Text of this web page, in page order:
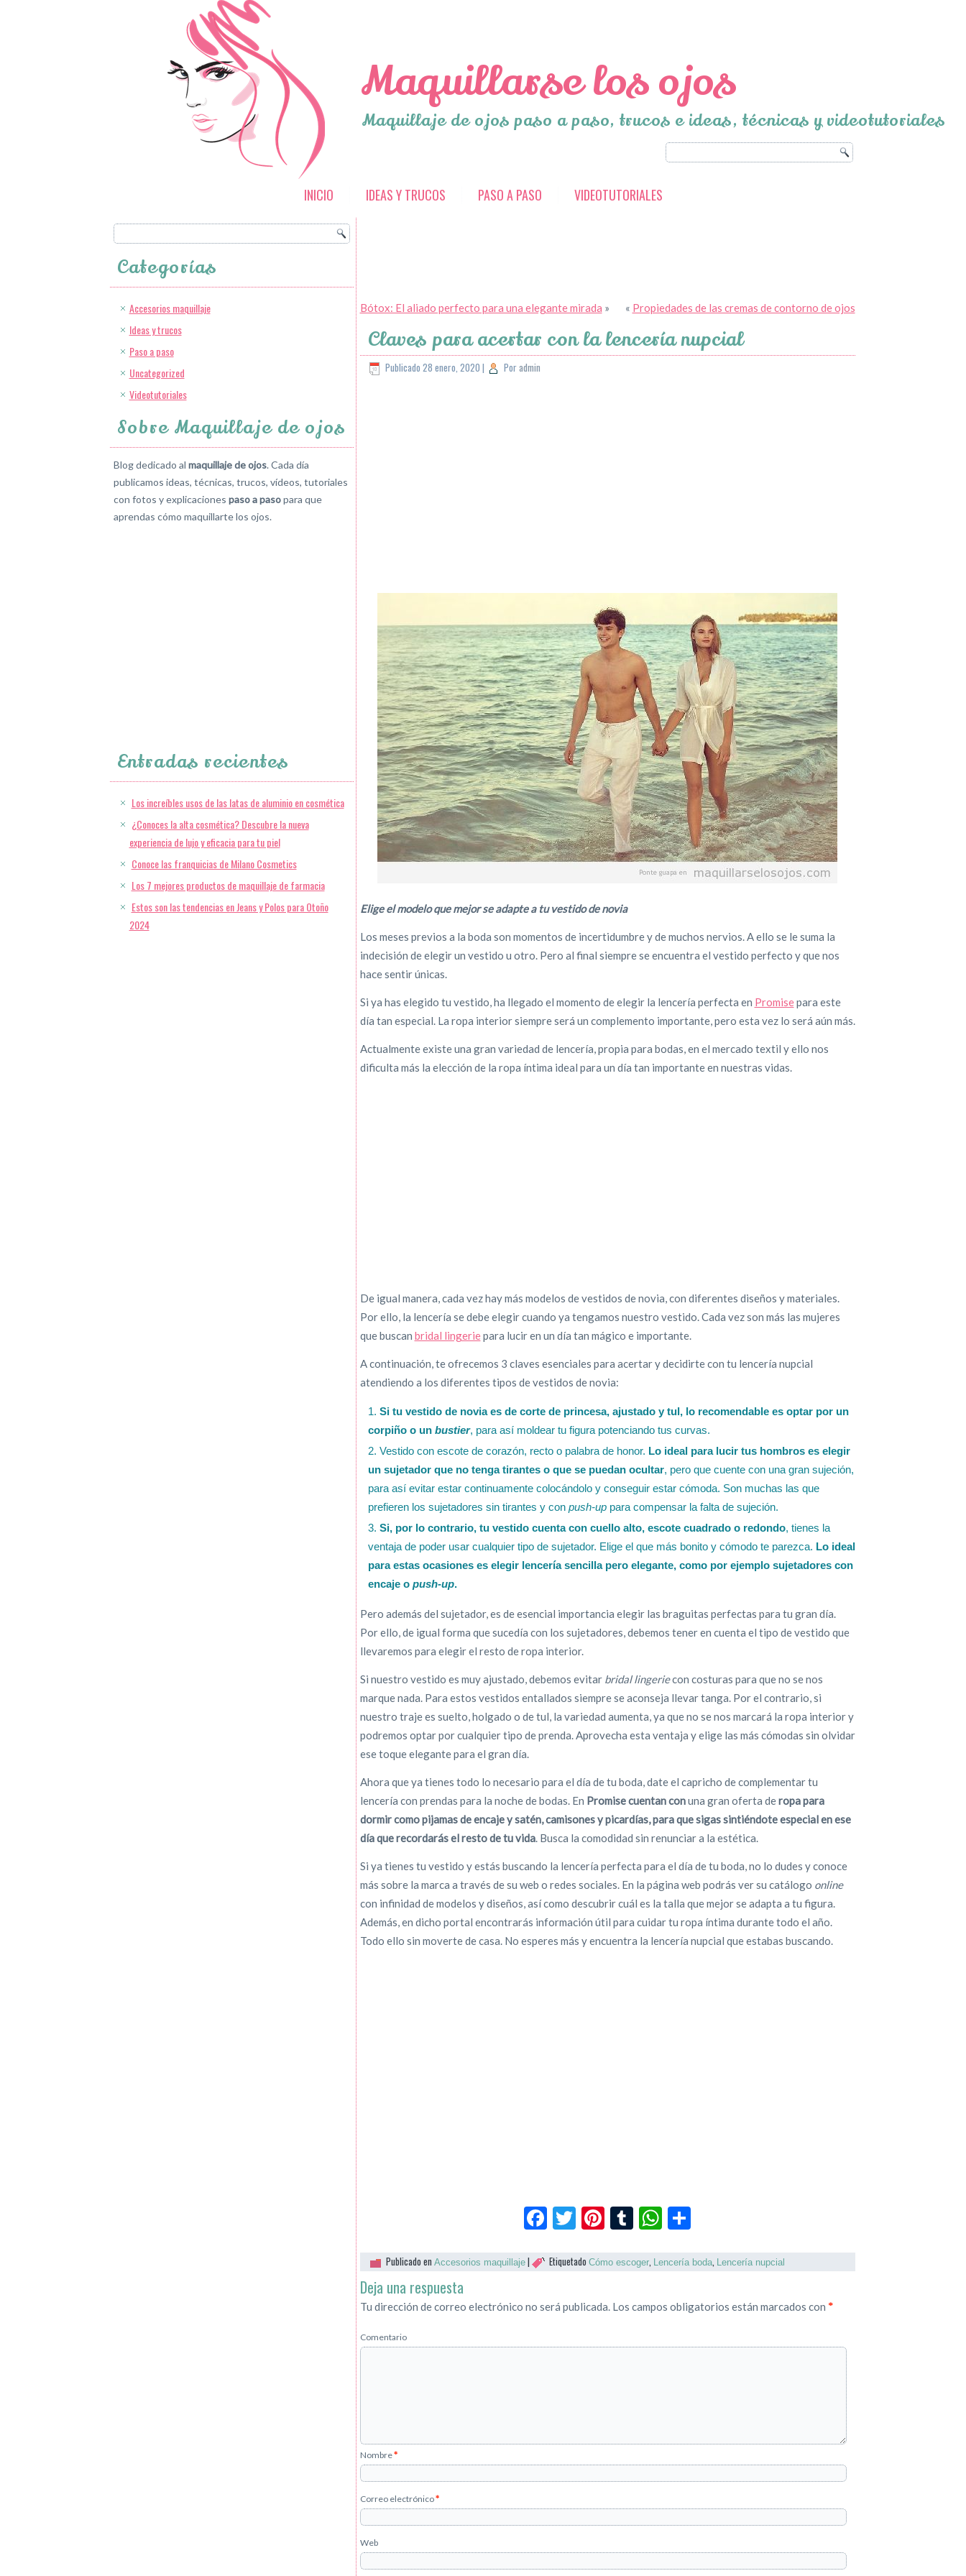
Maquillarse los ojos
Maquillaje de ojos paso a paso, trucos e ideas, técnicas y videotutoriales
INICIO IDEAS Y TRUCOS PASO A PASO VIDEOTUTORIALES
Categorías
Accesorios maquillaje
Ideas y trucos
Paso a paso
Uncategorized
Videotutoriales
Sobre Maquillaje de ojos
Blog dedicado al maquillaje de ojos. Cada día
publicamos ideas, técnicas, trucos, vídeos, tutoriales
con fotos y explicaciones paso a pasopara que
aprendas cómo maquillarte los ojos.
Entradas recientes
Los increíbles usos de las latas de aluminio en cosmética
¿Conoces la alta cosmética? Descubre la nueva
experiencia de lujo y eficacia para tu piel
Conoce las franquicias de Milano Cosmetics
Los 7 mejores productos de maquillaje de farmacia
Estos son las tendencias en Jeans y Polos para Otoño
2024
Bótox: El aliado perfecto para una elegante mirada » « Propiedades de las cremas de contorno de ojos
Claves para acertar con la lencería nupcial
Publicado 28 enero, 2020 | Poradmin
Elige el modelo que mejor se adapte a tu vestido de novia
Los meses previos a la boda son momentos de incertidumbre y de muchos nervios. A ello se le suma la
indecisión de elegir un vestido u otro. Pero al final siempre se encuentra el vestido perfecto y que nos
hace sentir únicas.
Si ya has elegido tu vestido, ha llegado el momento de elegir la lencería perfecta en Promisepara este
día tan especial. La ropa interior siempre será un complemento importante, pero esta vez lo será aún más.
Actualmente existe una gran variedad de lencería, propia para bodas, en el mercado textil y ello nos
dificulta más la elección de la ropa íntima ideal para un día tan importante en nuestras vidas.
De igual manera, cada vez hay más modelos de vestidos de novia, con diferentes diseños y materiales.
Por ello, la lencería se debe elegir cuando ya tengamos nuestro vestido. Cada vez son más las mujeres
que buscan bridal lingeriepara lucir en un día tan mágico e importante.
A continuación, te ofrecemos 3 claves esenciales para acertar y decidirte con tu lencería nupcial
atendiendo a los diferentes tipos de vestidos de novia:
Si tu vestido de novia es de corte de princesa, ajustado y tul, lo recomendable es optar por un
corpiño o un bustier, para así moldear tu figura potenciando tus curvas.
Vestido con escote de corazón, recto o palabra de honor. Lo ideal para lucir tus hombros es elegir
un sujetador que no tenga tirantes o que se puedan ocultar, pero que cuente con una gran sujeción,
para así evitar estar continuamente colocándolo y conseguir estar cómoda. Son muchas las que
prefieren los sujetadores sin tirantes y con push-up para compensar la falta de sujeción.
Si, por lo contrario, tu vestido cuenta con cuello alto, escote cuadrado o redondo, tienes la
ventaja de poder usar cualquier tipo de sujetador. Elige el que más bonito y cómodo te parezca. Lo ideal
para estas ocasiones es elegir lencería sencilla pero elegante, como por ejemplo sujetadores con
encaje o push-up.
Pero además del sujetador, es de esencial importancia elegir las braguitas perfectas para tu gran día.
Por ello, de igual forma que sucedía con los sujetadores, debemos tener en cuenta el tipo de vestido que
llevaremos para elegir el resto de ropa interior.
Si nuestro vestido es muy ajustado, debemos evitar bridal lingeriecon costuras para que no se nos
marque nada. Para estos vestidos entallados siempre se aconseja llevar tanga. Por el contrario, si
nuestro traje es suelto, holgado o de tul, la variedad aumenta, ya que no se nos marcará la ropa interior y
podremos optar por cualquier tipo de prenda. Aprovecha esta ventaja y elige las más cómodas sin olvidar
ese toque elegante para el gran día.
Ahora que ya tienes todo lo necesario para el día de tu boda, date el capricho de complementar tu
lencería con prendas para la noche de bodas. En Promisecuentan conuna gran oferta deropa para
dormir como pijamas de encaje y satén, camisones y picardías, para que sigas sintiéndote especial en ese
día que recordarás el resto de tu vida. Busca la comodidad sin renunciar a la estética.
Si ya tienes tu vestido y estás buscando la lencería perfecta para el día de tu boda, no lo dudes y conoce
más sobre la marca a través de su web o redes sociales. En la página web podrás ver su catálogo online
con infinidad de modelos y diseños, así como descubrir cuál es la talla que mejor se adapta a tu figura.
Además, en dicho portal encontrarás información útil para cuidar tu ropa íntima durante todo el año.
Todo ello sin moverte de casa. No esperes más y encuentra la lencería nupcial que estabas buscando.
Facebook
Twitter
Pinterest
TumblrWhatsApp
Publicado en Accesorios maquillaje| Etiquetado Cómo escoger, Lencería boda, Lencería nupcial
Deja una respuesta
Tu dirección de correo electrónico no será publicada. Los campos obligatorios están marcados con *
Comentario
Nombre*
Correo electrónico*
Web